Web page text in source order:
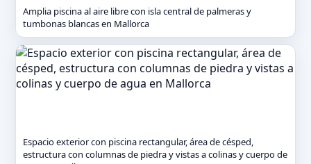
Amplia piscina al aire libre con isla central de palmeras y
tumbonas blancas en Mallorca
Espacio exterior con piscina rectangular, área de césped,
estructura con columnas de piedra y vistas a colinas y cuerpo de